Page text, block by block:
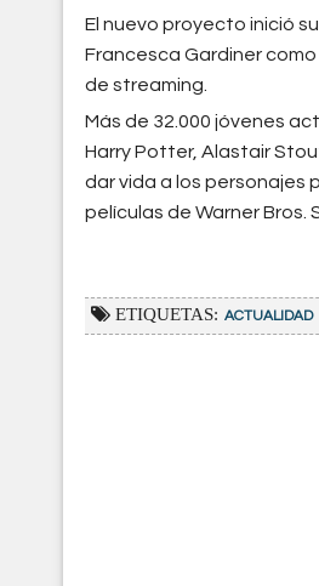
El nuevo proyecto inició
Francesca Gardiner
de streaming.
Más de 32.000 jóvenes
Harry Potter, Alastair
dar vida a los personajes
películas de Warner Bros.
ETIQUETAS: ACTUALIDAD